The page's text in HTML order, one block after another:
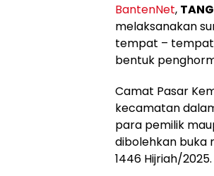
BantenNet,
melaksanakan
tempat – tempat
bentuk
Camat Pasar
kecamatan
para pemilik
dibolehkan buka
1446 Hijriah/2025.